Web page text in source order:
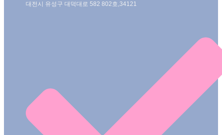
대전시 유성구 대덕대로 582 802호,34121